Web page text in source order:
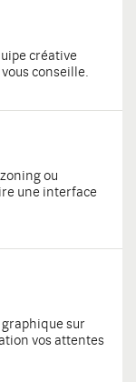
créative
conseille.
ou
une interface
sur
vos attentes